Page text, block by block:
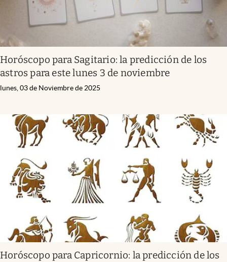
Horóscopo para Sagitario: la predicción de los
astros para este lunes 3 de noviembre
lunes, 03 de Noviembre de 2025
Horóscopo para Capricornio: la predicción de los